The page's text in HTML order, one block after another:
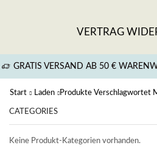
VERTRAG
Start Laden Produkte Verschlagwortet
CATEGORIES
Keine Produkt-Kategorien vorhanden.